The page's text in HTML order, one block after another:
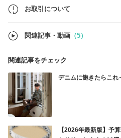
8月11日（火）から8月16日（日）ま
問い合わせは対応いたしておりません
だきます。
お取引について
関連記事・動画 （5）
関連記事をチェック
デニムに飽きたらこれ
【2026年最新版】予